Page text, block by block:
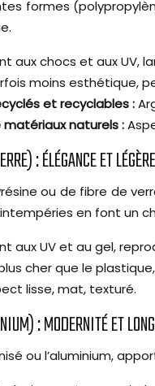
formes
aux chocs et aux UV,
moins esthétique,
et recyclables :
matériaux naturels :
: ÉLÉGANCE ET
ou de fibre de
en font un
aux UV et au gel,
cher que le
lisse, mat, texturé.
: MODERNITÉ ET
ou l’aluminium,